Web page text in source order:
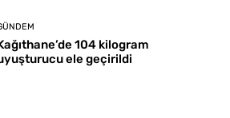
104 kilogram
ele geçirildi